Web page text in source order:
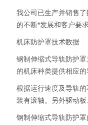
我公司已生产并销售
的不断*发展和客户要
机床防护罩技术数据
钢制伸缩式导轨防护
的机床种类提供相应
根据运行速度及导轨
装有滚轴。另外驱动
钢制伸缩式导轨防护